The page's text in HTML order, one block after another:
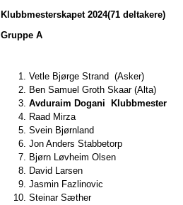
Klubbmesterskapet 2024(71 deltakere)
Gruppe A
Vetle Bjørge Strand (Asker)
Ben Samuel Groth Skaar (Alta)
Avduraim Dogani Klubbmester
Raad Mirza
Svein Bjørnland
Jon Anders Stabbetorp
Bjørn Løvheim Olsen
David Larsen
Jasmin Fazlinovic
Steinar Sæther